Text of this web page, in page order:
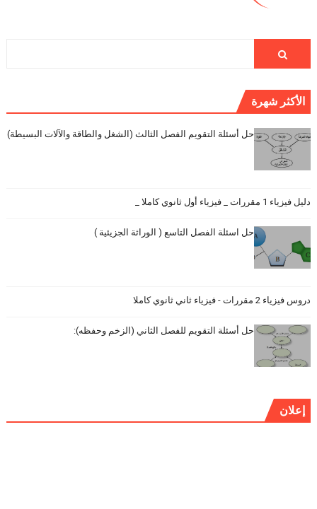
الأكثر شهرة
حل أسئلة التقويم الفصل الثالث (الشغل والطاقة والآلات البسيطة)
دليل فيزياء 1 مقررات _ فيزياء أول ثانوي كاملا _
حل اسئلة الفصل التاسع ( الوراثة الجزيئية )
دروس فيزياء 2 مقررات - فيزياء ثاني ثانوي كاملا
حل أسئلة التقويم للفصل الثاني (الزخم وحفظه):
إعلان